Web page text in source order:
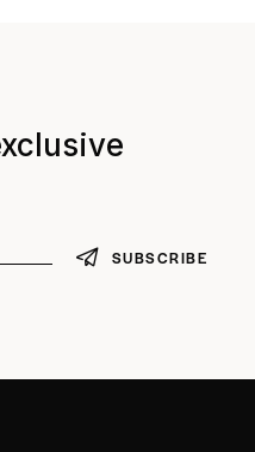
SUBSCRIBE